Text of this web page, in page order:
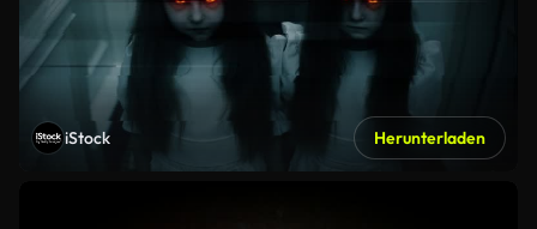
iStock Herunterladen